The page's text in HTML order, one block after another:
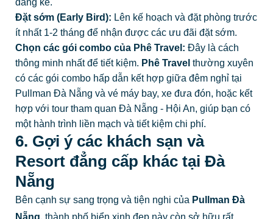
có các gói combo hấp dẫn kết hợp giữa đêm nghỉ tại
Pullman Đà Nẵng và vé máy bay, xe đưa đón, hoặc kết
hợp với tour tham quan Đà Nẵng - Hội An, giúp bạn có
một hành trình liền mạch và tiết kiệm chi phí.
6. Gợi ý các khách sạn và
Resort đẳng cấp khác tại Đà
Nẵng
Bên cạnh sự sang trọng và tiện nghi củaPullman Đà
Nẵng, thành phố biển xinh đẹp này còn sở hữu rất
nhiều thiên đường nghỉ dưỡng khác. Để giúp du khách
có thêm nhiều lựa chọn phù hợp với sở thích và ngân
sách,Phê Travelxin gợi ý danh sách các khách sạn và
resort đẳng cấp đang được yêu thích nhất hiện nay.